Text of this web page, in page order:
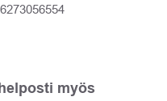
myös